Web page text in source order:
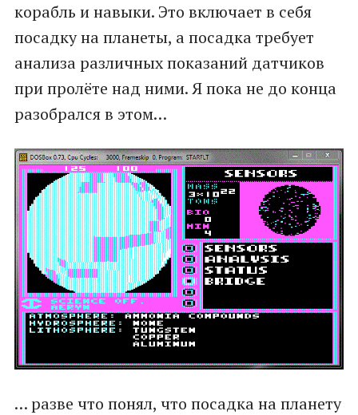
корабль и навыки. Это включает в себя
посадку на планеты, а посадка требует
анализа различных показаний датчиков
при пролёте над ними. Я пока не до конца
разобрался в этом…
… разве что понял, что посадка на планету